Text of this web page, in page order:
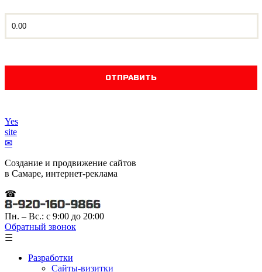
Yes
site
✉
Создание и продвижение сайтов
в Самаре, интернет-реклама
☎
Пн. – Вс.: с 9:00 до 20:00
Обратный звонок
☰
Разработки
Сайты-визитки